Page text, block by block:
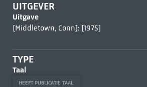
UITGEVER
Uitgave
[Middletown, Conn]: [1975]
TYPE
Taal
HEEFT PUBLICATIE TAAL